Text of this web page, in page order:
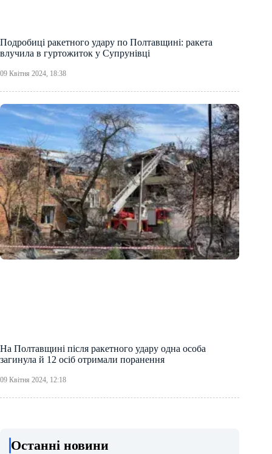
Подробиці ракетного удару по Полтавщині: ракета
влучила в гуртожиток у Супрунівці
09 Квітня 2024, 18:38
На Полтавщині після ракетного удару одна особа
загинула й 12 осіб отримали поранення
09 Квітня 2024, 12:18
Останні новини